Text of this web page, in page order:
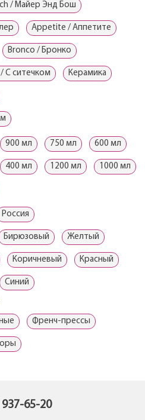
/ Майер Энд Бош
Appetite / Аппетите
Bronco / Бронко
С ситечком Керамика
900 мл 750 мл 600 мл
400 мл 1200 мл 1000 мл
Россия
Бирюзовый Желтый
Коричневый Красный
Синий
Френч-прессы
937-65-20